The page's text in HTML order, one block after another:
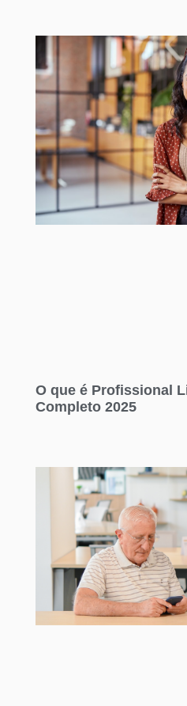
O que é Profissional
Completo 2025